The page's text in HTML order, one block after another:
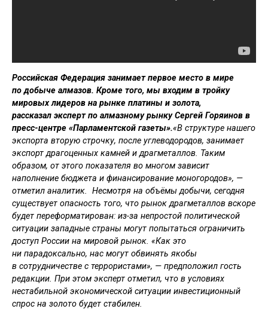
Российская Федерация занимает первое место в мире
по добыче алмазов. Кроме того, мы входим в тройку
мировых лидеров на рынке платины и золота,
рассказал эксперт по алмазному рынку Сергей Горяинов в
пресс-центре «Парламентской газеты».«В структуре нашего
экспорта вторую строчку, после углеводородов, занимает
экспорт драгоценных камней и драгметаллов. Таким
образом, от этого показателя во многом зависит
наполнение бюджета и финансирование моногородов», —
отметил аналитик. Несмотря на объёмы добычи, сегодня
существует опасность того, что рынок драгметаллов вскоре
будет переформатирован: из-за непростой политической
ситуации западные страны могут попытаться ограничить
доступ России на мировой рынок. «Как это
ни парадоксально, нас могут обвинять якобы
в сотрудничестве с террористами», — предположил гость
редакции. При этом эксперт отметил, что в условиях
нестабильной экономической ситуации инвестиционный
спрос на золото будет стабилен.